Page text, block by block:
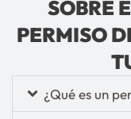
SOBRE
PERMISO
¿Qué es un